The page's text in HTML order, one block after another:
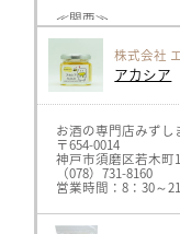
≪北陸≫
ナチュレ片山
≪関西≫
キャロットhttps://
ヘルスライフ、オ
メルカートピッコ
≪関東≫
ボンラスパイユ
AMRITARA https://
≪中部≫
ロカボーノ伏見店
三川屋 https://
株式会社
アカシア
お酒の専門店みず
〒654-0014
神戸市須磨区若木町
（078）731-8160
営業時間：8：30～